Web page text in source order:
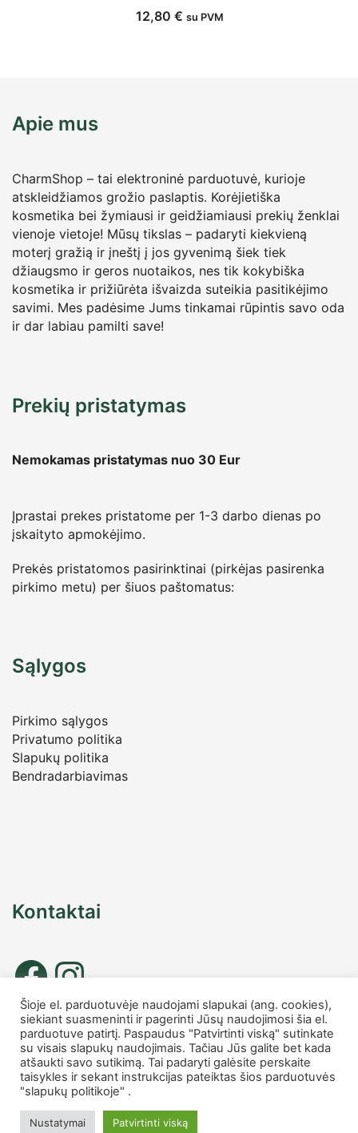
12,80 € su PVM
Apie mus
CharmShop – tai elektroninė parduotuvė, kurioje
atskleidžiamos grožio paslaptis. Korėjietiška
kosmetika bei žymiausi ir geidžiamiausi prekių ženklai
vienoje vietoje! Mūsų tikslas – padaryti kiekvieną
moterį gražią ir įneštį į jos gyvenimą šiek tiek
džiaugsmo ir geros nuotaikos, nes tik kokybiška
kosmetika ir prižiūrėta išvaizda suteikia pasitikėjimo
savimi. Mes padėsime Jums tinkamai rūpintis savo oda
ir dar labiau pamilti save!
Prekių pristatymas
Nemokamas pristatymas nuo 30 Eur
Įprastai prekes pristatome per 1-3 darbo dienas po
įskaityto apmokėjimo.
Prekės pristatomos pasirinktinai (pirkėjas pasirenka
pirkimo metu) per šiuos paštomatus:
Sąlygos
Pirkimo sąlygos
Privatumo politika
Slapukų politika
Bendradarbiavimas
Kontaktai
Tel. nr.: +37067677885
info@charmshop.lt
MB Charmshop
Įmonės kodas 306007816
PVM kodas LT100014759418
Šioje el. parduotuvėje naudojami slapukai (ang. cookies),
siekiant suasmeninti ir pagerinti Jūsų naudojimosi šia el.
parduotuve patirtį. Paspaudus "Patvirtinti viską" sutinkate
su visais slapukų naudojimais. Tačiau Jūs galite bet kada
atšaukti savo sutikimą. Tai padaryti galėsite perskaite
taisykles ir sekant instrukcijas pateiktas šios parduotuvės
"slapukų politikoje" .
Nustatymai Patvirtinti viską